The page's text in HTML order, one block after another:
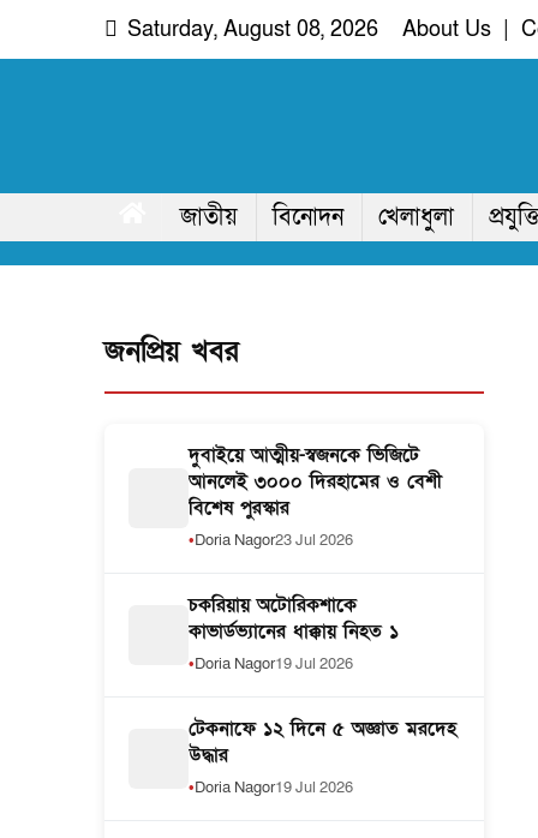
Saturday, August 08, 2026 About Us
দরিয়া নগর
অদৃশ্য খবরের আপোষহীন সত্য
জাতীয়
বিনোদন খেলাধুলা
জনপ্রিয় খবর
দুবাইয়ে আত্মীয়-স্বজনকে ভিজিটে
আনলেই ৩০০০ দিরহামের ও বেশী
বিশেষ পুরস্কার
Doria Nagor23 Jul 2026
চকরিয়ায় অটোরিকশাকে
কাভার্ডভ্যানের ধাক্কায় নিহত ১
Doria Nagor19 Jul 2026
টেকনাফে ১২ দিনে ৫ অজ্ঞাত মরদেহ
উদ্ধার
Doria Nagor19 Jul 2026